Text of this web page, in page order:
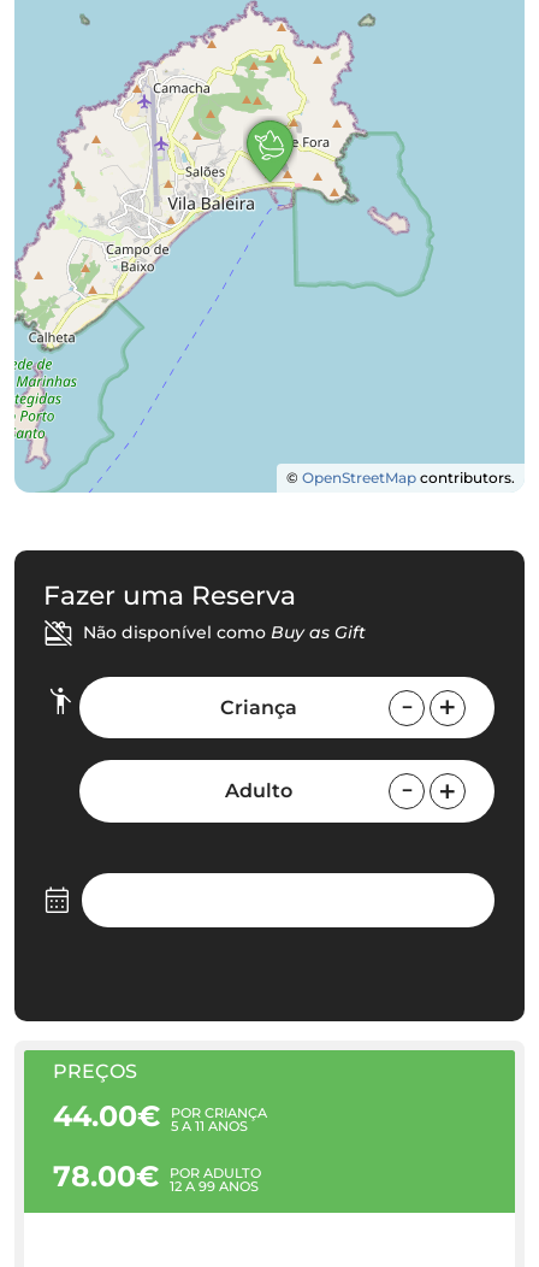
© OpenStreetMap contributors.
Fazer uma Reserva
Não disponível como Buy as Gift
Criança
Adulto
PREÇOS
44.00€ POR CRIANÇA
5 A 11 ANOS
78.00€ POR ADULTO
12 A 99 ANOS